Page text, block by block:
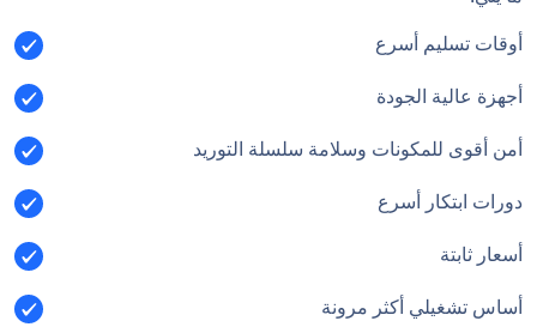
أوقات تسليم أسرع
أجهزة عالية الجودة
أمن أقوى للمكونات وسلامة سلسلة التوريد
دورات ابتكار أسرع
أسعار ثابتة
أساس تشغيلي أكثر مرونة